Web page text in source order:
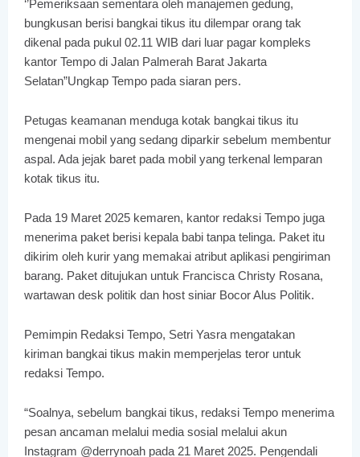
‘’Pemeriksaan sementara oleh manajemen gedung,
bungkusan berisi bangkai tikus itu dilempar orang tak
dikenal pada pukul 02.11 WIB dari luar pagar kompleks
kantor Tempo di Jalan Palmerah Barat Jakarta
Selatan”Ungkap Tempo pada siaran pers.
Petugas keamanan menduga kotak bangkai tikus itu
mengenai mobil yang sedang diparkir sebelum membentur
aspal. Ada jejak baret pada mobil yang terkenal lemparan
kotak tikus itu.
Pada 19 Maret 2025 kemaren, kantor redaksi Tempo juga
menerima paket berisi kepala babi tanpa telinga. Paket itu
dikirim oleh kurir yang memakai atribut aplikasi pengiriman
barang. Paket ditujukan untuk Francisca Christy Rosana,
wartawan desk politik dan host siniar Bocor Alus Politik.
Pemimpin Redaksi Tempo, Setri Yasra mengatakan
kiriman bangkai tikus makin memperjelas teror untuk
redaksi Tempo.
“Soalnya, sebelum bangkai tikus, redaksi Tempo menerima
pesan ancaman melalui media sosial melalui akun
Instagram @derrynoah pada 21 Maret 2025. Pengendali